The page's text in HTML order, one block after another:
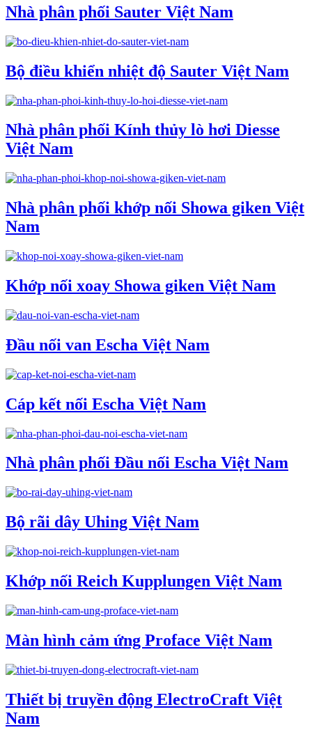
Nhà phân phối Sauter Việt Nam
Bộ điều khiển nhiệt độ Sauter Việt Nam
Nhà phân phối Kính thủy lò hơi Diesse
Việt Nam
Nhà phân phối khớp nối Showa giken Việt
Nam
Khớp nối xoay Showa giken Việt Nam
Đầu nối van Escha Việt Nam
Cáp kết nối Escha Việt Nam
Nhà phân phối Đầu nối Escha Việt Nam
Bộ rãi dây Uhing Việt Nam
Khớp nối Reich Kupplungen Việt Nam
Màn hình cảm ứng Proface Việt Nam
Thiết bị truyền động ElectroCraft Việt
Nam